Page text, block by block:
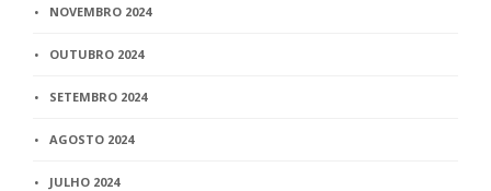
NOVEMBRO 2024
OUTUBRO 2024
SETEMBRO 2024
AGOSTO 2024
JULHO 2024